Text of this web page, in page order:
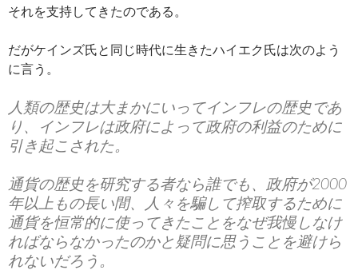
それを支持してきたのである。
だがケインズ氏と同じ時代に生きたハイエク氏は次のよう
に言う。
人類の歴史は大まかにいってインフレの歴史であ
り、インフレは政府によって政府の利益のために
引き起こされた。
通貨の歴史を研究する者なら誰でも、政府が2000
年以上もの長い間、人々を騙して搾取するために
通貨を恒常的に使ってきたことをなぜ我慢しなけ
ればならなかったのかと疑問に思うことを避けら
れないだろう。